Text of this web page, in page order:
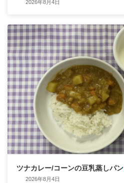
2026年8月4日
ツナカレー/コーンの豆乳蒸しパン
2026年8月4日